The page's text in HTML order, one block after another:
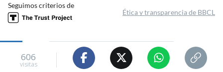
Seguimos criterios de
Ética y transparencia de BBCL
606
visitas